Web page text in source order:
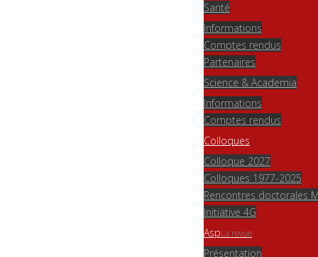
Santé
Informations
Comptes rendus
Partenaires
Science & Academia
Informations
Comptes rendus
Colloques
Colloque 2027
Colloques 1977-2025
Rencontres doctorales
Initiative 4G
AspLa revue
Présentation